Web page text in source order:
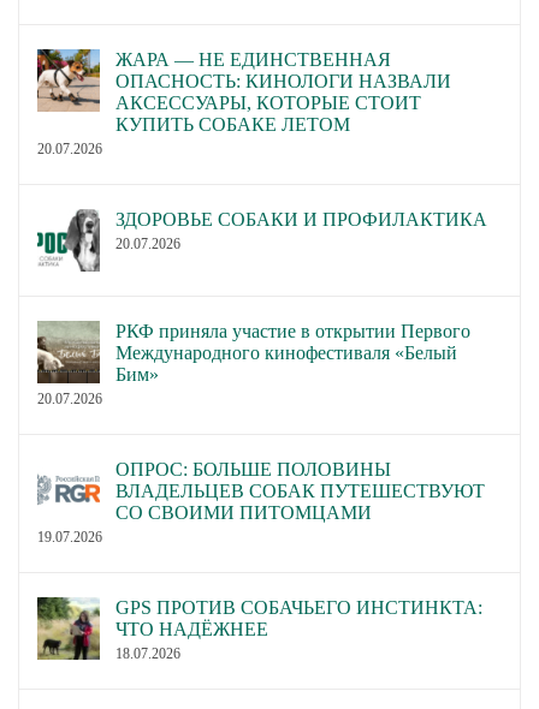
ЖАРА — НЕ ЕДИНСТВЕННАЯ
ОПАСНОСТЬ: КИНОЛОГИ НАЗВАЛИ
АКСЕССУАРЫ, КОТОРЫЕ СТОИТ
КУПИТЬ СОБАКЕ ЛЕТОМ
20.07.2026
ЗДОРОВЬЕ СОБАКИ И ПРОФИЛАКТИКА
20.07.2026
РКФ приняла участие в открытии Первого
Международного кинофестиваля «Белый
Бим»
20.07.2026
ОПРОС: БОЛЬШЕ ПОЛОВИНЫ
ВЛАДЕЛЬЦЕВ СОБАК ПУТЕШЕСТВУЮТ
СО СВОИМИ ПИТОМЦАМИ
19.07.2026
GPS ПРОТИВ СОБАЧЬЕГО ИНСТИНКТА:
ЧТО НАДЁЖНЕЕ
18.07.2026